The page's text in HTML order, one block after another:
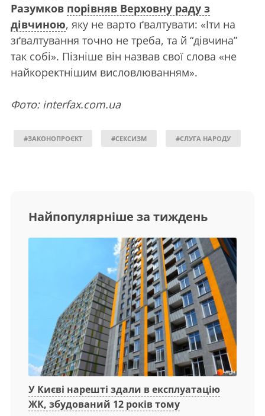
Разумков порівняв Верховну раду з
дівчиною, яку не варто ґвалтувати: «Іти на
зґвалтування точно не треба, та й “дівчина”
так собі». Пізніше він назвав свої слова «не
найкоректнішим висловлюванням».
Фото: interfax.com.ua
#ЗАКОНОПРОЄКТ #СЕКСИЗМ #СЛУГА НАРОДУ
Найпопулярніше за тиждень
У Києві нарешті здали в експлуатацію
ЖК, збудований 12 років тому